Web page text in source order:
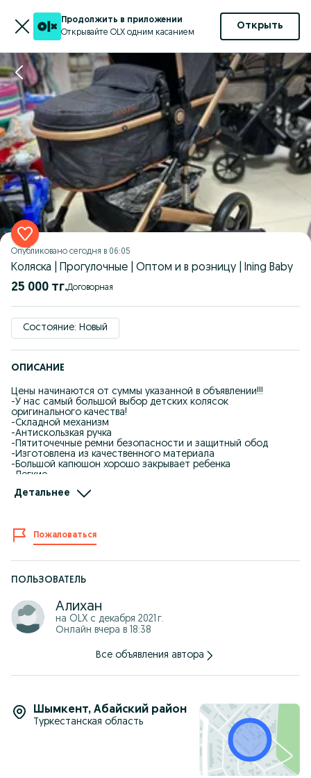
Продолжить в приложении
Открывайте OLX одним касанием
Открыть
Опубликовано сегодня в 06:05
Коляска | Прогулочные | Оптом и в розницу | Ining Baby
25 000 тг. Договорная
Состояние: Новый
ОПИСАНИЕ
Цены начинаются от суммы указанной в объявлении!!!
-У нас самый большой выбор детских колясок
оригинального качества!
-Складной механизм
-Антискользкая ручка
-Пятиточечные ремни безопасности и защитный обод
-Изготовлена из качественного материала
-Большой капюшон хорошо закрывает ребенка
-Легкие
-В самолёт пропускают как ручную кладь
несколько видов сеток, сумка
-При оплате Kaspi QR получаете обратно на свой счет 3% от
стоимости товара
-Kaspi рассрочка, Red
-Доставка по городу Шымкент бесплатно
-Работаем без выходных
-Самовызов: Жандарбекова 93
Детальнее
Пожаловаться
ПОЛЬЗОВАТЕЛЬ
Алихан
на OLX с декабря 2021 г.
Онлайн вчера в 18:38
Все объявления автора
Шымкент, Абайский район
Туркестанская область